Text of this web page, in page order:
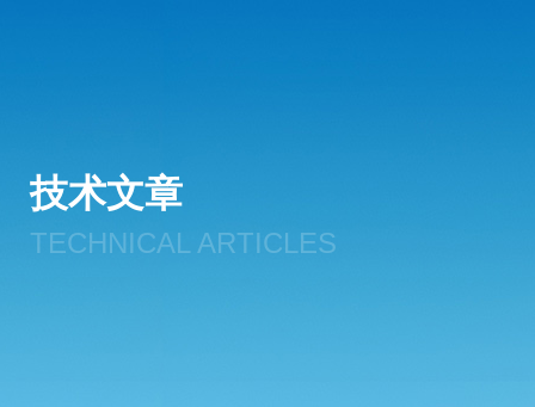
技术文章
TECHNICAL ARTICLES